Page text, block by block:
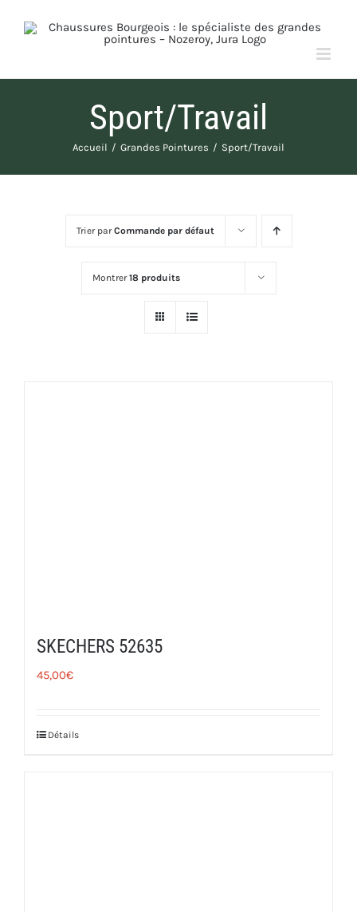
Sport/Travail
Accueil Grandes Pointures Sport/Travail
Trier parCommande par défaut
Montrer18 produits
SKECHERS 52635
45,00€
Détails